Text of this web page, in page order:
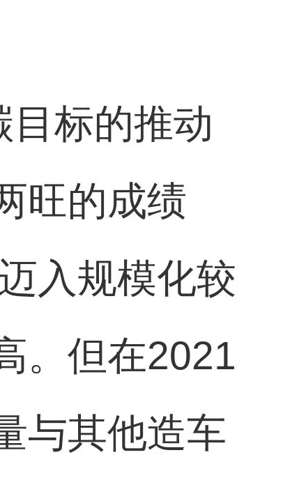
目标的推动
旺的成绩
入规模化较
。但在2021
与其他造车